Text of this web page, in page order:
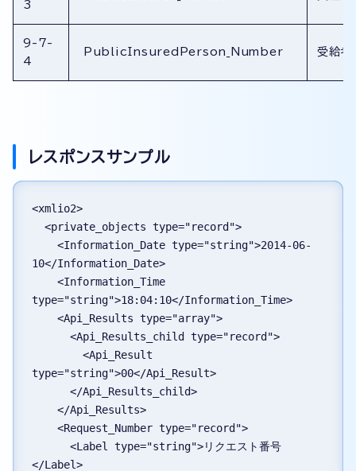
3
9-7-
4
PublicInsuredPerson_Number 受給者
レスポンスサンプル
<xmlio2>
  <private_objects type="record">
10</Information_Date>
type="string">18:04:10</Information_Time>
    <Api_Results type="array">
      <Api_Results_child type="record">
type="string">00</Api_Result>
      </Api_Results_child>
    </Api_Results>
    <Request_Number type="record">
</Label>